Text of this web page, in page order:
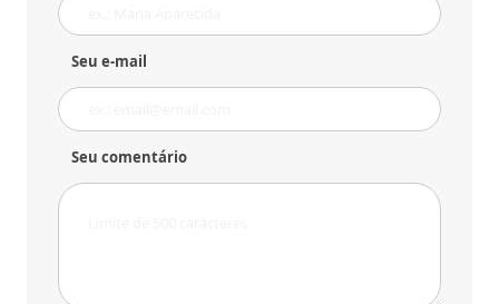
Seu e-mail
Seu comentário